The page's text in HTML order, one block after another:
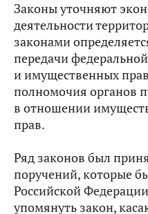
Законы уточняют
деятельности
законами
передачи
и имущественных
полномочия органов
в отношении
прав.
Ряд законов был
поручений, которые
Российской
упомянуть закон,